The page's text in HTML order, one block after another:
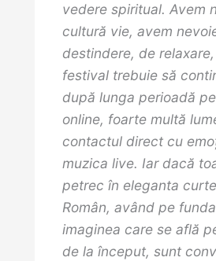
vedere spiritual. Avem
cultură vie, avem
destindere, de
festival trebuie să
după lunga perioadă
online, foarte multă
contactul direct cu
muzica live. Iar dacă
petrec în eleganta
Român, având pe
imaginea care se află
de la început, sunt